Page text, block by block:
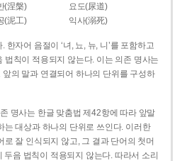
(涅槃)
요도(尿道)
(泥工) 익사(溺死)
한자어 음절이 ‘녀, 뇨, 뉴, 니’를 포함하고
법칙이 적용되지 않는다. 이는 의존 명사는
의 말과 연결되어 하나의 단위를 구성하
존 명사는 한글 맞춤법 제42항에 따라 앞말
는 대상과 하나의 단위로 쓰인다. 이러한
로 잘 인식되지 않고, 그 결과 단어의 첫머
두음 법칙이 적용되지 않는다. 따라서 소리